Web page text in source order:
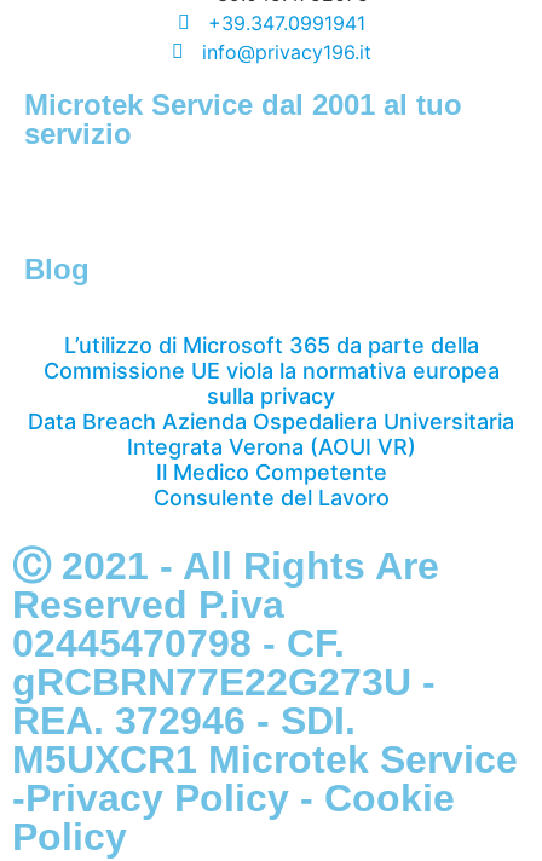
+39.347.0991941
info@privacy196.it
Microtek Service dal 2001 al tuo
servizio
Blog
L’utilizzo di Microsoft 365 da parte della
Commissione UE viola la normativa europea
sulla privacy
Data Breach Azienda Ospedaliera Universitaria
Integrata Verona (AOUI VR)
Il Medico Competente
Consulente del Lavoro
Ⓒ 2021 - All Rights Are
Reserved P.iva
02445470798 - CF.
gRCBRN77E22G273U -
REA. 372946 - SDI.
M5UXCR1 Microtek Service
-Privacy Policy - Cookie
Policy